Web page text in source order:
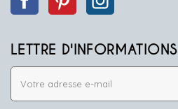
LETTRE D'INFORMATIONS